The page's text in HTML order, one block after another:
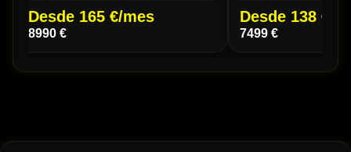
Desde 165 €/mes
8990 €
Desde 138 €/
7499 €